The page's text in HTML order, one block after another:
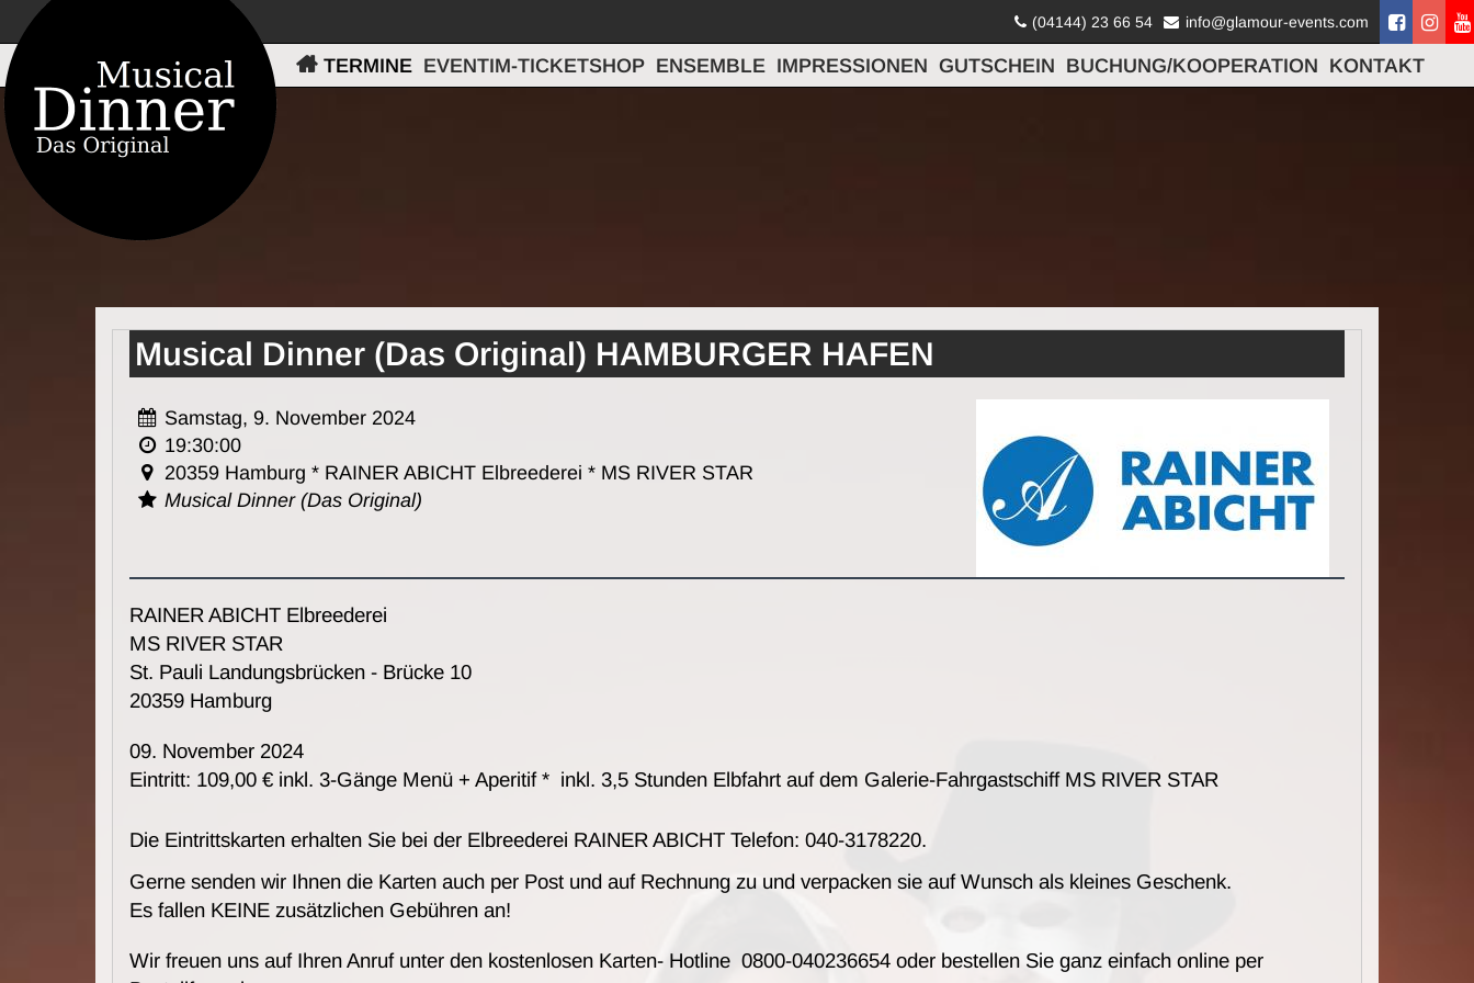
(04144) 23 66 54 info@glamour-events.com
TERMINE EVENTIM-TICKETSHOP ENSEMBLE IMPRESSIONEN GUTSCHEIN BUCHUNG/KOOPERATION KONTAKT
Musical Dinner (Das Original) HAMBURGER HAFEN
Samstag, 9. November 2024
19:30:00
20359 Hamburg * RAINER ABICHT Elbreederei * MS RIVER STAR
Musical Dinner (Das Original)
RAINER ABICHT Elbreederei
MS RIVER STAR
St. Pauli Landungsbrücken - Brücke 10
20359 Hamburg
09. November 2024
Eintritt: 109,00 € inkl. 3-Gänge Menü + Aperitif * inkl. 3,5 Stunden Elbfahrt auf dem Galerie-Fahrgastschiff MS RIVER STAR
Die Eintrittskarten erhalten Sie bei der Elbreederei RAINER ABICHT Telefon: 040-3178220.
Gerne senden wir Ihnen die Karten auch per Post und auf Rechnung zu und verpacken sie auf Wunsch als kleines Geschenk.
Es fallen KEINE zusätzlichen Gebühren an!
Wir freuen uns auf Ihren Anruf unter den kostenlosen Karten- Hotline 0800-040236654 oder bestellen Sie ganz einfach online per